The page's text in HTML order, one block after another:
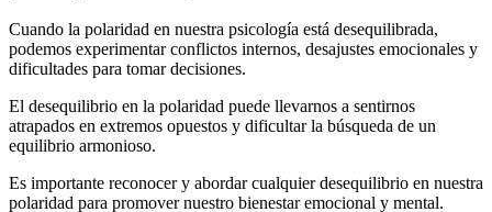
Cuando la polaridad en nuestra psicología está desequilibrada,
podemos experimentar conflictos internos, desajustes emocionales y
dificultades para tomar decisiones.
El desequilibrio en la polaridad puede llevarnos a sentirnos
atrapados en extremos opuestos y dificultar la búsqueda de un
equilibrio armonioso.
Es importante reconocer y abordar cualquier desequilibrio en nuestra
polaridad para promover nuestro bienestar emocional y mental.